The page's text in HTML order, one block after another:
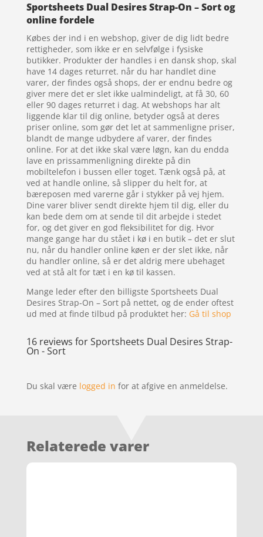
Sportsheets Dual Desires Strap-On – Sort og
online fordele
Købes der ind i en webshop, giver de dig lidt bedre
rettigheder, som ikke er en selvfølge i fysiske
butikker. Produkter der handles i en dansk shop, skal
have 14 dages returret. når du har handlet dine
varer, der findes også shops, der er endnu bedre og
giver mere det er slet ikke ualmindeligt, at få 30, 60
eller 90 dages returret i dag. At webshops har alt
liggende klar til dig online, betyder også at deres
priser online, som gør det let at sammenligne priser,
blandt de mange udbydere af varer, der findes
online. For at det ikke skal være løgn, kan du endda
lave en prissammenligning direkte på din
mobiltelefon i bussen eller toget. Tænk også på, at
ved at handle online, så slipper du helt for, at
bæreposen med varerne går i stykker på vej hjem.
Dine varer bliver sendt direkte hjem til dig, eller du
kan bede dem om at sende til dit arbejde i stedet
for, og det giver en god fleksibilitet for dig. Hvor
mange gange har du stået i kø i en butik – det er slut
nu, når du handler online køen er der slet ikke, når
du handler online, så er det aldrig mere ubehaget
ved at stå alt for tæt i en kø til kassen.
Mange leder efter den billigste Sportsheets Dual
Desires Strap-On – Sort på nettet, og de ender oftest
ud med at finde tilbud på produktet her: Gå til shop
16 reviews forSportsheets Dual Desires Strap-
On - Sort
Du skal være logged in for at afgive en anmeldelse.
Relaterede varer